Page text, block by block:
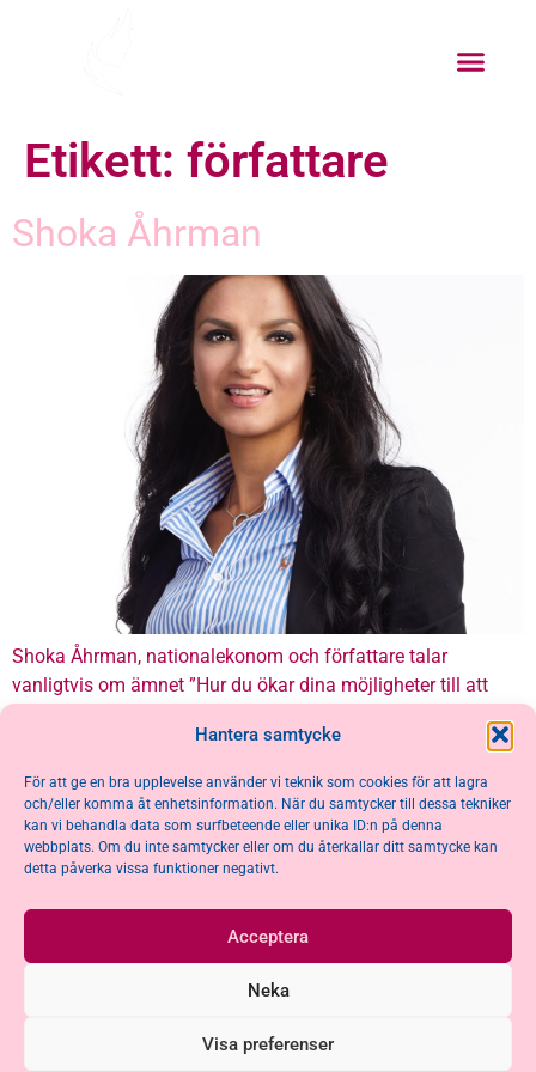
Hantera samtycke
För att ge en bra upplevelse använder vi teknik som cookies för att lagra
och/eller komma åt enhetsinformation. När du samtycker till dessa tekniker
kan vi behandla data som surfbeteende eller unika ID:n på denna
webbplats. Om du inte samtycker eller om du återkallar ditt samtycke kan
detta påverka vissa funktioner negativt.
Acceptera
Neka
Visa preferenser
Etikett: författare
Shoka Åhrman
Shoka Åhrman, nationalekonom och författare talar
vanligtvis om ämnet ”Hur du ökar dina möjligheter till att
fokus på beteendeekonomi och börspsykologi”. Är aktuell
med boken ”Så blir du rik i den digitala ekonomin” där hon
även skriver om den nya digitala ekonomin.